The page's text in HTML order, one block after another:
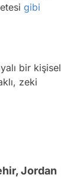
gibi
bir kişisel
zeki
Jordan